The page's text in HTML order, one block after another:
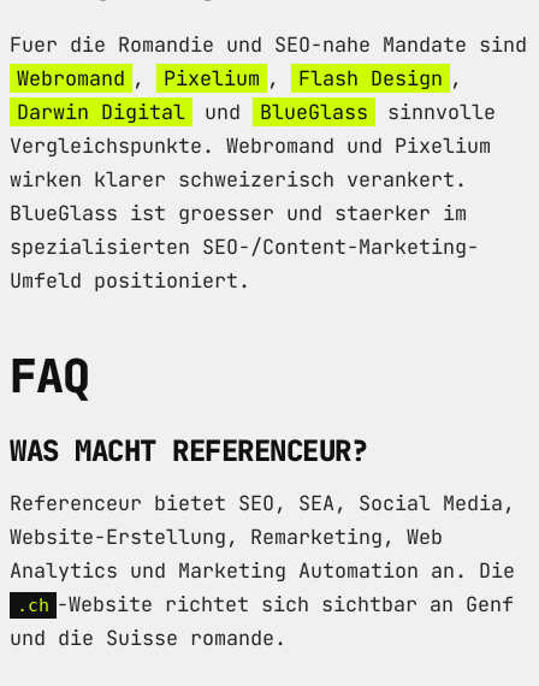
Fuer die Romandie und SEO-nahe Mandate sind
Webromand , Pixelium , Flash Design ,
Darwin Digital
und BlueGlass
sinnvolle
Vergleichspunkte. Webromand und Pixelium
wirken klarer schweizerisch verankert.
BlueGlass ist groesser und staerker im
spezialisierten SEO-/Content-Marketing-
Umfeld positioniert.
FAQ
WAS MACHT REFERENCEUR?
Referenceur bietet SEO, SEA, Social Media,
Website-Erstellung, Remarketing, Web
Analytics und Marketing Automation an. Die
.ch -Website richtet sich sichtbar an Genf
und die Suisse romande.